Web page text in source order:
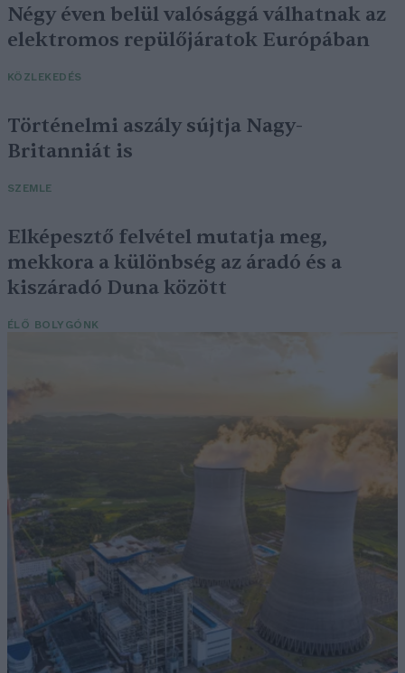
Négy éven belül valósággá válhatnak az
elektromos repülőjáratok Európában
KÖZLEKEDÉS
Történelmi aszály sújtja Nagy-
Britanniát is
SZEMLE
Elképesztő felvétel mutatja meg,
mekkora a különbség az áradó és a
kiszáradó Duna között
ÉLŐ BOLYGÓNK